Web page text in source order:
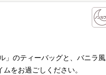
」のティーバッグと、バニラ風
をお過ごしください。